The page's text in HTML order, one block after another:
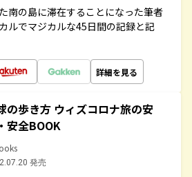
南の島に滞在することになった筆者
ルでマジカルな45日間の記録と記
詳細を見る
の歩き方 ウィズコロナ旅の安
安全BOOK
発売